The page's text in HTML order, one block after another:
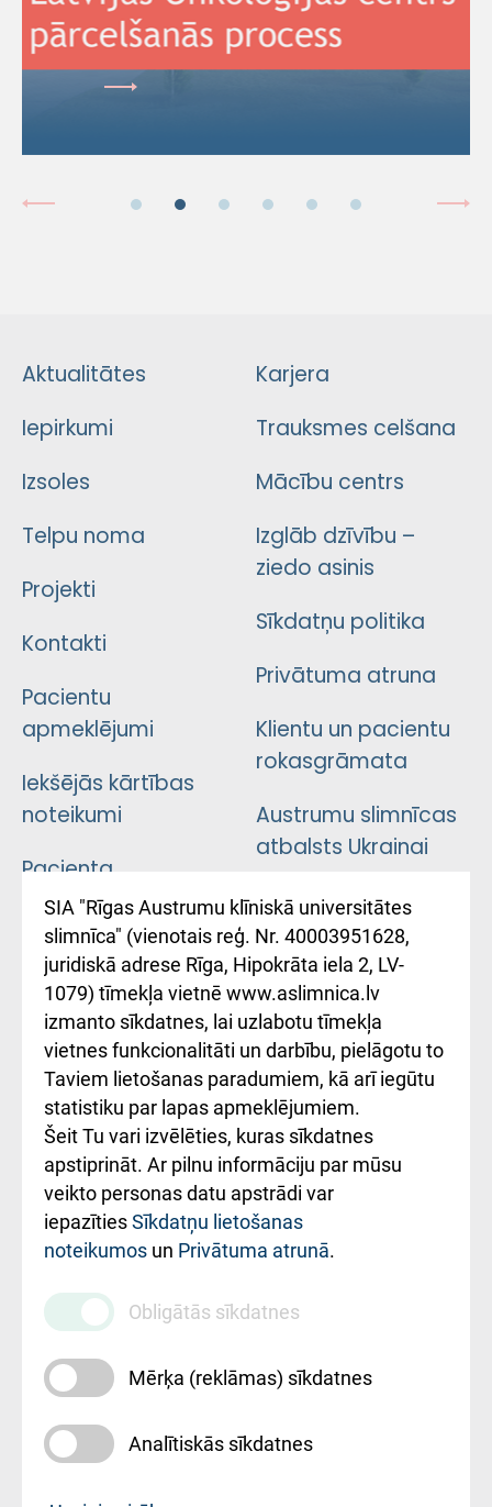
Aktualitātes
Iepirkumi
Izsoles
Telpu noma
Projekti
Kontakti
Pacientu
apmeklējumi
Iekšējās kārtības
noteikumi
Pacienta
atsauksmju/sūdzību
iesniegšanas
kārtība
Kā pie mums nokļūt
Rēķinu apmaksas
ceļvedis
Rekvizīti un
ārstniecības
iestādes kods
010000234
Maksas
pakalpojumu
cenrādis
Karjera
Trauksmes celšana
Mācību centrs
Izglāb dzīvību –
ziedo asinis
Sīkdatņu politika
Privātuma atruna
Klientu un pacientu
rokasgrāmata
Austrumu slimnīcas
atbalsts Ukrainai
Підтримка Східної
лікарні та співпраця з
Україною
SIA "Rīgas Austrumu klīniskā universitātes
slimnīca" (vienotais reģ. Nr. 40003951628,
juridiskā adrese Rīga, Hipokrāta iela 2, LV-
1079) tīmekļa vietnē www.aslimnica.lv
izmanto sīkdatnes, lai uzlabotu tīmekļa
vietnes funkcionalitāti un darbību, pielāgotu to
Taviem lietošanas paradumiem, kā arī iegūtu
statistiku par lapas apmeklējumiem.
Šeit Tu vari izvēlēties, kuras sīkdatnes
apstiprināt. Ar pilnu informāciju par mūsu
veikto personas datu apstrādi var
iepazītiesSīkdatņu lietošanas
noteikumos un Privātuma atrunā.
Obligātās sīkdatnes
Mērķa (reklāmas) sīkdatnes
Analītiskās sīkdatnes